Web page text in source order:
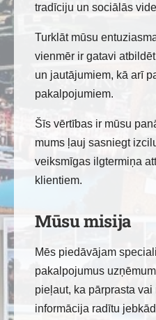
tradīciju un sociālās
Turklāt mūsu
vienmēr ir gatavi
un jautājumiem, kā arī
pakalpojumiem.
Šīs vērtības ir mūsu
mums ļauj sasniegt
veiksmīgas ilgtermiņa
klientiem.
Mūsu misija
Mēs piedāvājam
pakalpojumus
pieļaut, ka pārprasta
informācija radītu